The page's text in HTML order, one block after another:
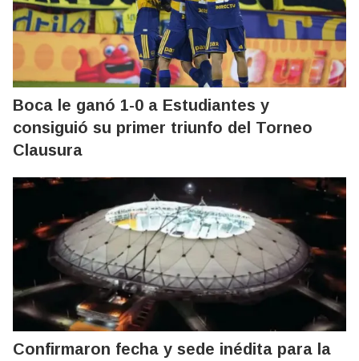
Boca le ganó 1-0 a Estudiantes y
consiguió su primer triunfo del Torneo
Clausura
Confirmaron fecha y sede inédita para la